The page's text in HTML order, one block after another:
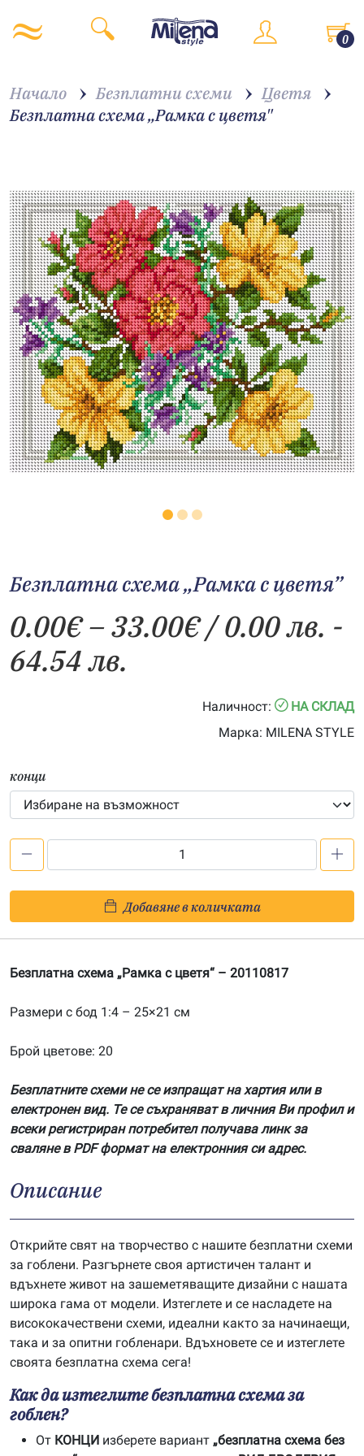
0
Начало Безплатни схеми
Цветя
Безплатна схема „Рамка с цветя"
Безплатна схема „Рамка с цветя”
0.00€–33.00€Price
0.00€
through
/ 0.00 лв. -
64.54 лв.
Наличност:
НА СКЛАД
Марка: MILENA STYLE
конци
схема
„Рамка
цветя"
Добавяне в количката
Безплатна схема „Рамка с цветя“ – 20110817
Размери с бод 1:4 – 25×21 см
Брой цветове: 20
Безплатните схеми не се изпращат на хартия или в
електронен вид. Те се съхраняват в личния Ви профил и
всеки регистриран потребител получава линк за
сваляне в PDF формат на електронния си адрес.
Описание
Открийте свят на творчество с нашите безплатни схеми
за гоблени. Разгърнете своя артистичен талант и
вдъхнете живот на зашеметяващите дизайни с нашата
широка гама от модели. Изтеглете и се насладете на
висококачествени схеми, идеални както за начинаещи,
така и за опитни гобленари. Вдъхновете се и изтеглете
своята безплатна схема сега!
Как да изтеглите безплатна схема за
гоблен?
От КОНЦИ изберете вариант „безплатна схема без